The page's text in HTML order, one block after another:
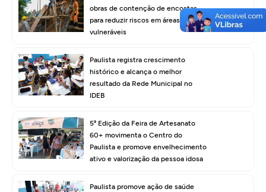
obras de contenção de encostas
para reduzir riscos em áreas
vulneráveis
Paulista registra crescimento
histórico e alcança o melhor
resultado da Rede Municipal no
IDEB
5ª Edição da Feira de Artesanato
60+ movimenta o Centro do
Paulista e promove envelhecimento
ativo e valorização da pessoa idosa
Paulista promove ação de saúde